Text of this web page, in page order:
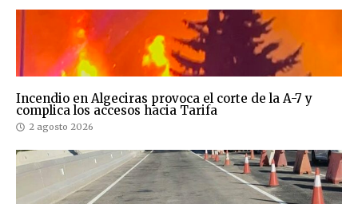
Incendio en Algeciras provoca el corte de la A-7 y
complica los accesos hacia Tarifa
2 agosto 2026